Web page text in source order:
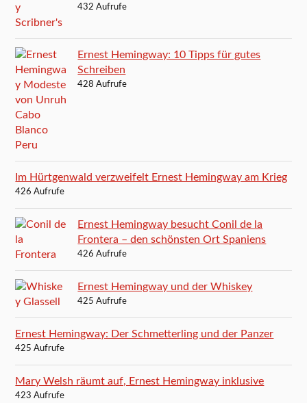
432 Aufrufe
Ernest Hemingway: 10 Tipps für gutes
Schreiben
428 Aufrufe
Im Hürtgenwald verzweifelt Ernest Hemingway am Krieg
426 Aufrufe
Ernest Hemingway besucht Conil de la
Frontera – den schönsten Ort Spaniens
426 Aufrufe
Ernest Hemingway und der Whiskey
425 Aufrufe
Ernest Hemingway: Der Schmetterling und der Panzer
425 Aufrufe
Mary Welsh räumt auf, Ernest Hemingway inklusive
423 Aufrufe